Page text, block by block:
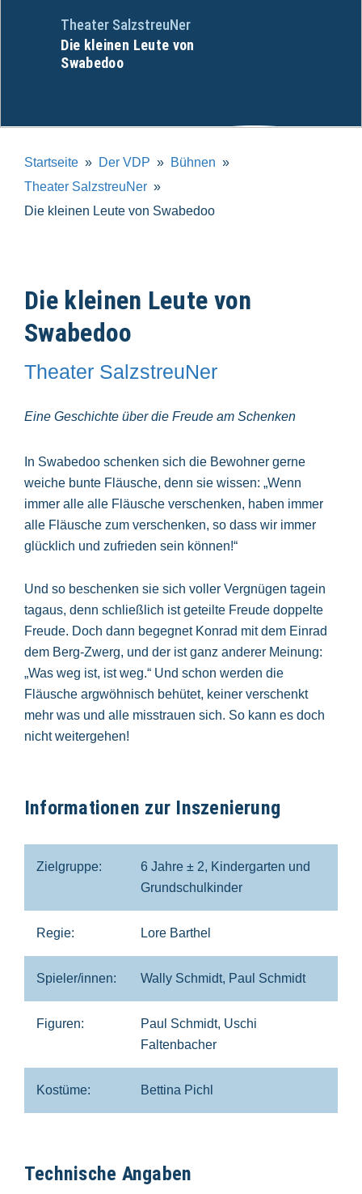
Theater SalzstreuNer
Die kleinen Leute von
Swabedoo
Startseite Der VDP
Bühnen
Theater SalzstreuNer
Die kleinen Leute von Swabedoo
Die kleinen Leute von
Swabedoo
Theater SalzstreuNer
Eine Geschichte über die Freude am Schenken
In Swabedoo schenken sich die Bewohner gerne
weiche bunte Fläusche, denn sie wissen: „Wenn
immer alle alle Fläusche verschenken, haben immer
alle Fläusche zum verschenken, so dass wir immer
glücklich und zufrieden sein können!“
Und so beschenken sie sich voller Vergnügen tagein
tagaus, denn schließlich ist geteilte Freude doppelte
Freude. Doch dann begegnet Konrad mit dem Einrad
dem Berg-Zwerg, und der ist ganz anderer Meinung:
„Was weg ist, ist weg.“ Und schon werden die
Fläusche argwöhnisch behütet, keiner verschenkt
mehr was und alle misstrauen sich. So kann es doch
nicht weitergehen!
Informationen zur Inszenierung
Zielgruppe:
6 Jahre ± 2, Kindergarten und
Grundschulkinder
Regie: Lore Barthel
Spieler/innen: Wally Schmidt, Paul Schmidt
Figuren:
Paul Schmidt, Uschi
Faltenbacher
Kostüme: Bettina Pichl
Technische Angaben